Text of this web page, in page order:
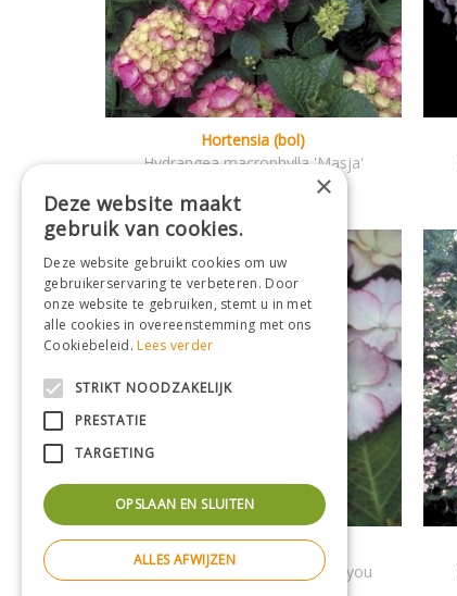
Hortensia (bol)
Hydrangea macrophylla 'Masja'
Hortensia (scherm)
Hydrangea macrophylla 'Love you
×
Deze website maakt
gebruik van cookies.
Deze website gebruikt cookies om uw
gebruikerservaring te verbeteren. Door
onze website te gebruiken, stemt u in met
alle cookies in overeenstemming met ons
Cookiebeleid.Lees verder
STRIKT NOODZAKELIJK
PRESTATIE
TARGETING
OPSLAAN EN SLUITEN
ALLES AFWIJZEN